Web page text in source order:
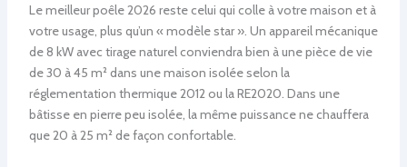
Le meilleur poêle 2026 reste celui qui colle à votre maison et à
votre usage, plus qu’un « modèle star ». Un appareil mécanique
de 8 kW avec tirage naturel conviendra bien à une pièce de vie
de 30 à 45 m² dans une maison isolée selon la
réglementation thermique 2012 ou la RE2020. Dans une
bâtisse en pierre peu isolée, la même puissance ne chauffera
que 20 à 25 m² de façon confortable.